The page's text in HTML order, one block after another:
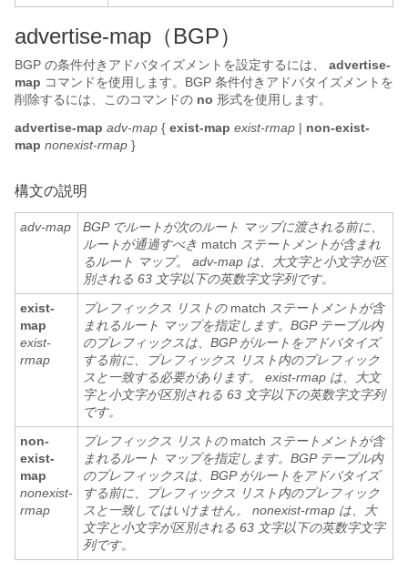
advertise-map（BGP）
BGP の条件付きアドバタイズメントを設定するには、
advertise-
map コマンドを使用します。BGP 条件付きアドバタイズメントを
削除するには、このコマンドの no 形式を使用します。
advertise-map adv-map { exist-map exist-rmap | non-exist-
map nonexist-rmap }
構文の説明
adv-map
BGP でルートが次のルート マップに渡される前に、
ルートが通過すべき match ステートメントが含まれ
るルート マップ。 adv-map は、大文字と小文字が区
別される 63 文字以下の英数字文字列です。
exist-
map
exist-
rmap
プレフィックス リストの match ステートメントが含
まれるルート マップを指定します。BGP テーブル内
のプレフィックスは、BGP がルートをアドバタイズ
する前に、プレフィックス リスト内のプレフィック
スと一致する必要があります。 exist-rmap は、大文
字と小文字が区別される 63 文字以下の英数字文字列
です。
non-
exist-
map
nonexist-
rmap
プレフィックス リストの match ステートメントが含
まれるルート マップを指定します。BGP テーブル内
のプレフィックスは、BGP がルートをアドバタイズ
する前に、プレフィックス リスト内のプレフィック
スと一致してはいけません。 nonexist-rmap は、大
文字と小文字が区別される 63 文字以下の英数字文字
列です。